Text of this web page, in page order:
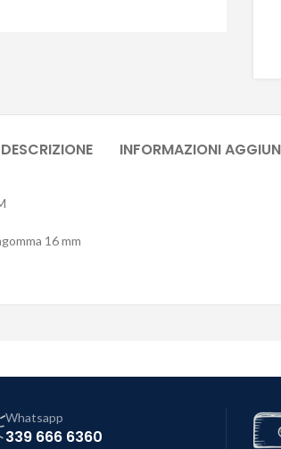
DESCRIZIONE INFORMAZIONI
16 mm
Whatsapp
339 666 6360